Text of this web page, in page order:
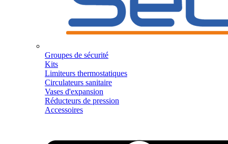
Groupes de sécurité
Kits
Limiteurs thermostatiques
Circulateurs sanitaire
Vases d'expansion
Réducteurs de pression
Accessoires